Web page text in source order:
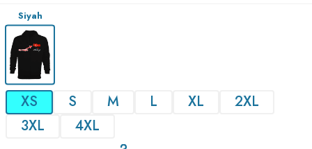
Siyah
XS S M L XL
2XL
3XL
4XL